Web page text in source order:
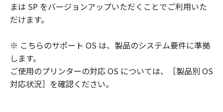
まは SP をバージョンアップいただくことでご利用いた
だけます。
※ こちらのサポート OS は、製品のシステム要件に準拠
します。
ご使用のプリンターの対応 OS については、［製品別 OS
対応状況］を確認ください。